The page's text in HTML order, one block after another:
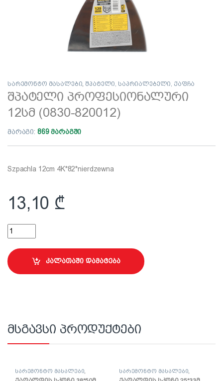
სარემონტო მასალები, შპატელი, საპრიალებელი, ქაფჩა
შპატელი პროფესიონალური
12სმ (0830-820012)
მარაგი: 869 მარაგში
Szpachla 12cm 4K*82*nierdzewna
13,10 ₾
შპატელი პროფესიონალური 12სმ (0830-820012) quantity
კალათაში დამატება
მსგავსი პროდუქტები
სარემონტო მასალები
ლენტი
სარემონტო მასალები
ლენტი